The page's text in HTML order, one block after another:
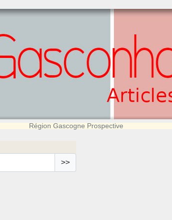
Région Gascogne Prospective
>>